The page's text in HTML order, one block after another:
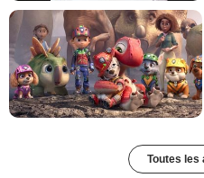
Toutes les